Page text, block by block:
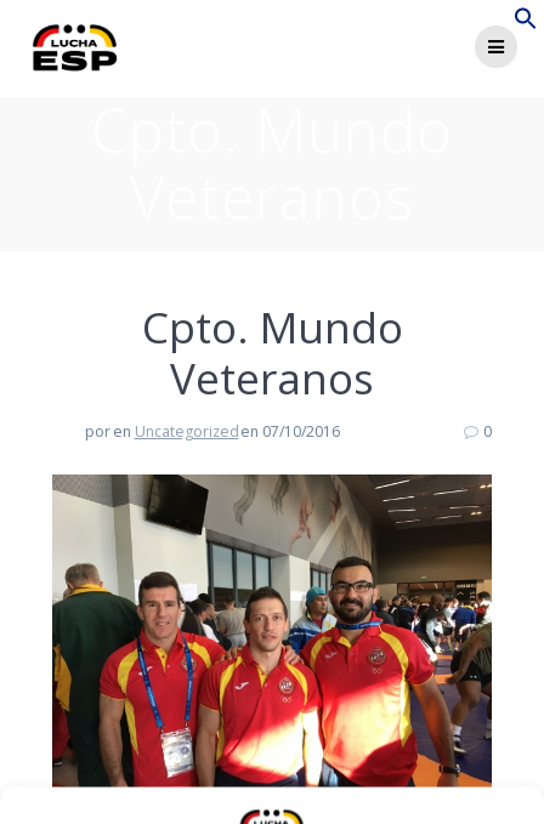
Cpto. Mundo
Veteranos
poren Uncategorizeden 07/10/2016 0